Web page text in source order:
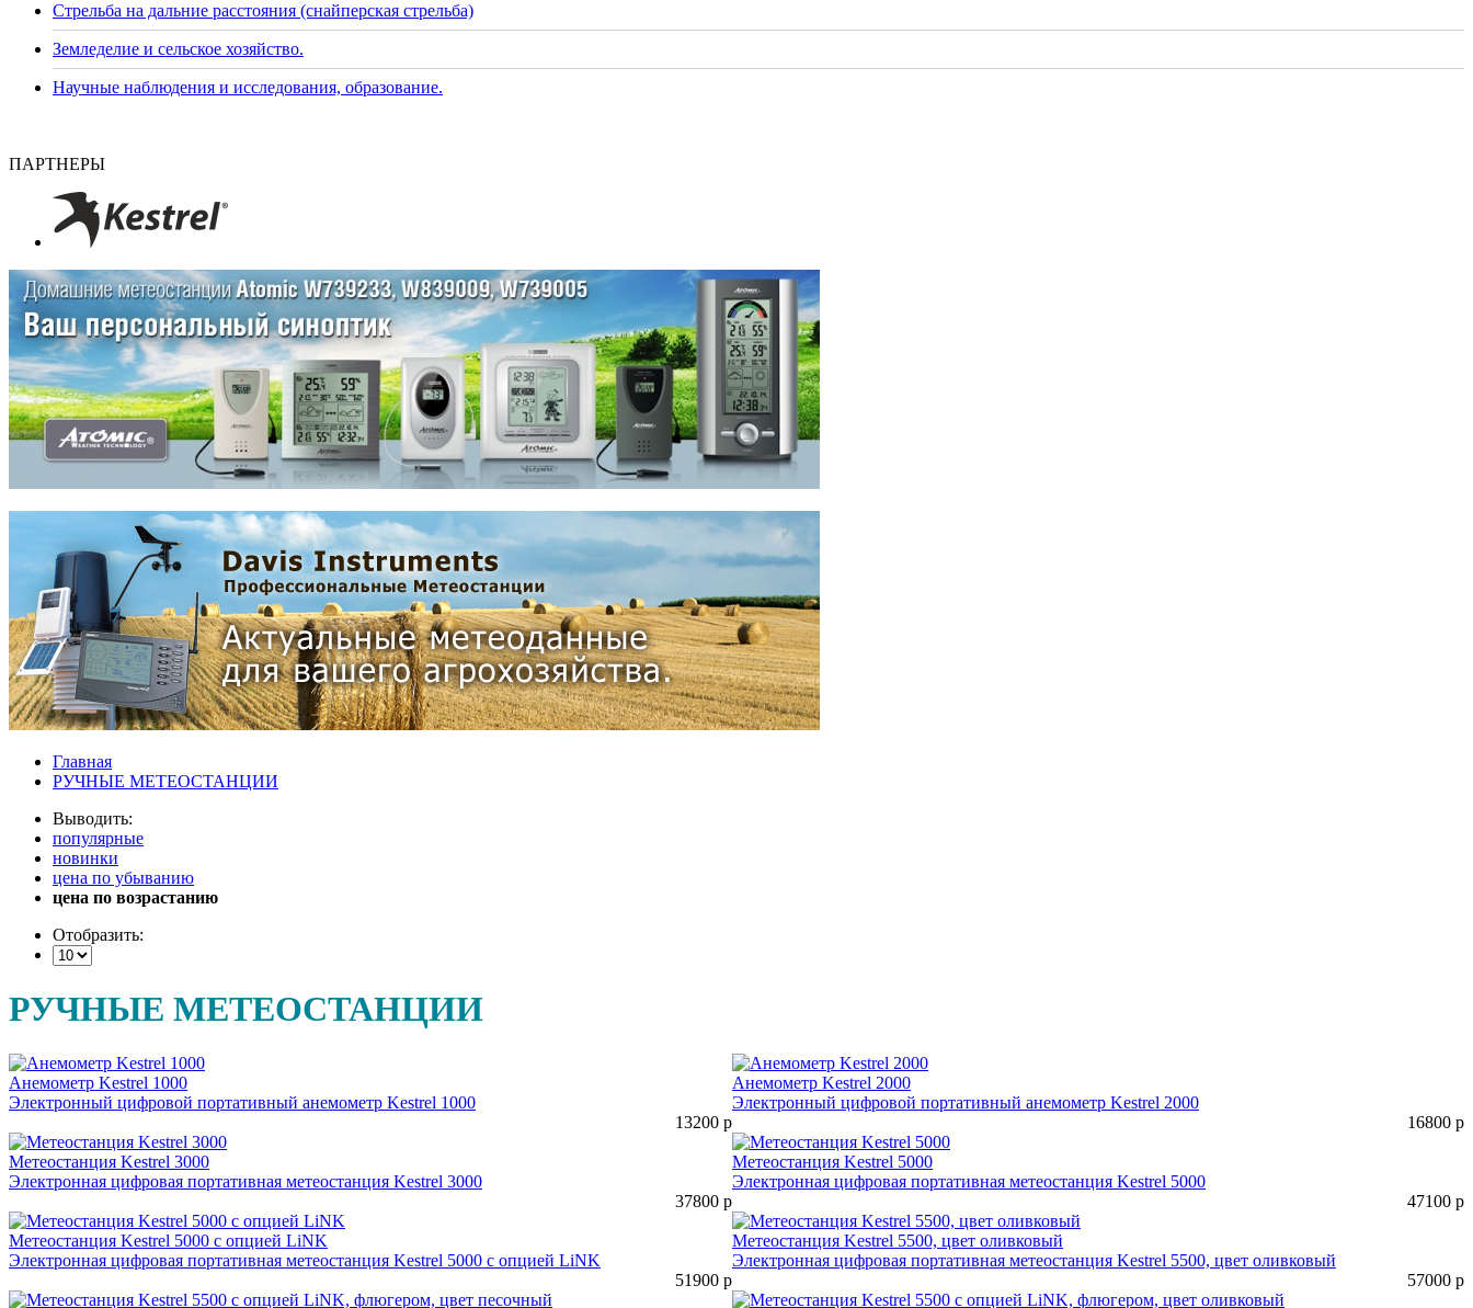
Стрельба на дальние расстояния (снайперская стрельба)
Земледелие и сельское хозяйство.
Научные наблюдения и исследования, образование.
ПАРТНЕРЫ
Главная
РУЧНЫЕ МЕТЕОСТАНЦИИ
Выводить:
популярные
новинки
цена по убыванию
цена по возрастанию
Отобразить:
РУЧНЫЕ МЕТЕОСТАНЦИИ
Анемометр Kestrel 1000
Электронный цифровой портативный анемометр Kestrel 1000
13200 р
Анемометр Kestrel 2000
Электронный цифровой портативный анемометр Kestrel 2000
16800 р
Метеостанция Kestrel 3000
Электронная цифровая портативная метеостанция Kestrel 3000
37800 р
Метеостанция Kestrel 5000
Электронная цифровая портативная метеостанция Kestrel 5000
47100 р
Метеостанция Kestrel 5000 с опцией LiNK
Электронная цифровая портативная метеостанция Kestrel 5000 с опцией LiNK
51900 р
Метеостанция Kestrel 5500, цвет оливковый
Электронная цифровая портативная метеостанция Kestrel 5500, цвет оливковый
57000 р